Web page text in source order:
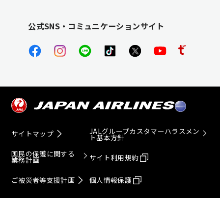
公式SNS・コミュニケーションサイト
サイトマップ
国民の保護に関する
業務計画
ご被災者等支援計画
JALグループカスタマーハラスメン
ト基本方針
サイト利用規約
個人情報保護